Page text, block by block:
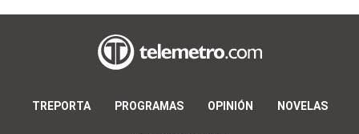
TREPORTA PROGRAMAS OPINIÓN NOVELAS